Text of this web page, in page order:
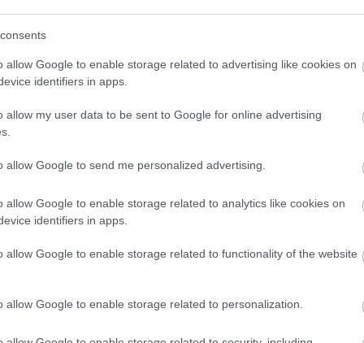
allow Google to enable storage related to advertising like cookies on
identifiers in apps.
allow my user data to be sent to Google for online advertising
allow Google to send me personalized advertising.
allow Google to enable storage related to analytics like cookies on
identifiers in apps.
allow Google to enable storage related to functionality of the website
allow Google to enable storage related to personalization.
fokgazdálkodásról